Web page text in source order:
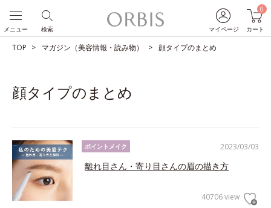
マイページ
0
カート
検索
メニュー
TOP マガジン（美容情報・読み物） 顔タイプのまとめ
顔タイプのまとめ
2023/03/03
ポイントメイク
離れ目さん・寄り目さんの眉の描き方
40706 view